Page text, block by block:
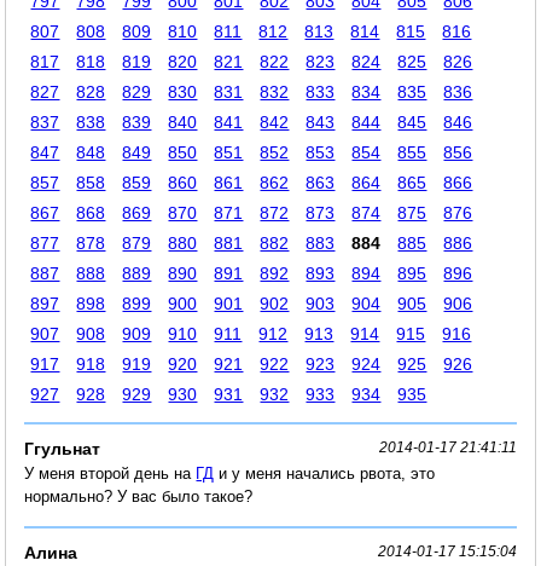
807
808 809 810 811 812 813 814 815
816
817
818 819 820 821 822 823 824 825
826
827
828 829 830 831 832 833 834 835
836
837
838 839 840 841 842 843 844 845
846
847
848 849 850 851 852 853 854 855
856
857
858 859 860 861 862 863 864 865
866
867
868 869 870 871 872 873 874 875
876
877
878 879 880 881 882 883 884 885
886
887
888 889 890 891 892 893 894 895
896
897
898 899 900 901 902 903 904 905
906
907
908 909 910 911 912 913 914 915
916
917
918 919 920 921 922 923 924 925
926
927
928 929 930 931 932 933 934 935
Ггульнат 2014-01-17 21:41:11
У меня второй день на ГД и у меня начались рвота, это
нормально? У вас было такое?
Алина 2014-01-17 15:15:04